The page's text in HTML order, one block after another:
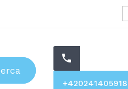
+420241405918